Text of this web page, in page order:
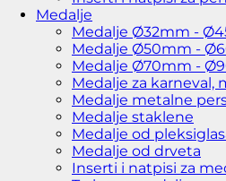
Medalje
Medalje Ø32mm -
Medalje Ø50mm -
Medalje Ø70mm -
Medalje za karneval,
Medalje metalne
Medalje staklene
Medalje od
Medalje od drveta
Inserti i natpisi za